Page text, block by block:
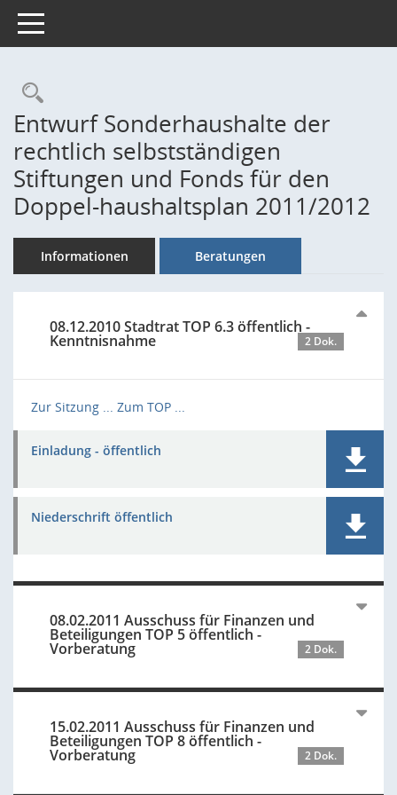
Toggle navigation
Rechercheauswahl
Entwurf Sonderhaushalte der
rechtlich selbstständigen
Stiftungen und Fonds für den
Doppel-haushaltsplan 2011/2012
Informationen Beratungen
08.12.2010 Stadtrat TOP 6.3 öffentlich -
Kenntnisnahme 2 Dok.
Zur Sitzung ... Zum TOP ...
Einladung - öffentlich
Niederschrift öffentlich
08.02.2011 Ausschuss für Finanzen und
Beteiligungen TOP 5 öffentlich -
Vorberatung 2 Dok.
15.02.2011 Ausschuss für Finanzen und
Beteiligungen TOP 8 öffentlich -
Vorberatung 2 Dok.